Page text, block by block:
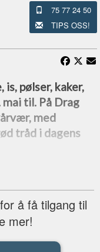
75 77 24 50
TIPS OSS!
pølser, kaker,
til. På Drag
med
tråd i dagens
å få tilgang til
mer!